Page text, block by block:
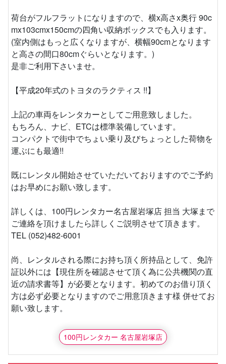
荷台がフルフラットになりますので、横x高さx奥行 90c
mx103cmx150cmの四角い収納ボックスでも入ります。
(室内側はもっと広くなりますが、横幅90cmとなります
と高さの間口80cmぐらいとなります。)
是非ご利用下さいませ。
【平成20年式のトヨタのラクティス !!】
上記の車両をレンタカーとしてご用意致しました。
もちろん、ナビ、ETCは標準装備しています。
コンパクトで街中でちょい乗り及びちょっとした荷物を
運ぶにも最適!!
既にレンタル開始させていただいておりますのでご予約
はお早めにお願い致します。
詳しくは、100円レンタカー名古屋岩塚店 担当 大塚まで
ご連絡を頂けましたら詳しくご説明させて頂きます。
TEL (052)482-6001
尚、レンタルされる際にお持ち頂く所持品として、免許
証以外には【現住所を確認させて頂く為に公共機関の直
近の請求書等】が必要となります。初めてのお借り頂く
方は必ず必要となりますのでご用意頂きます様 併せてお
願い致します。
100円レンタカー 名古屋岩塚店